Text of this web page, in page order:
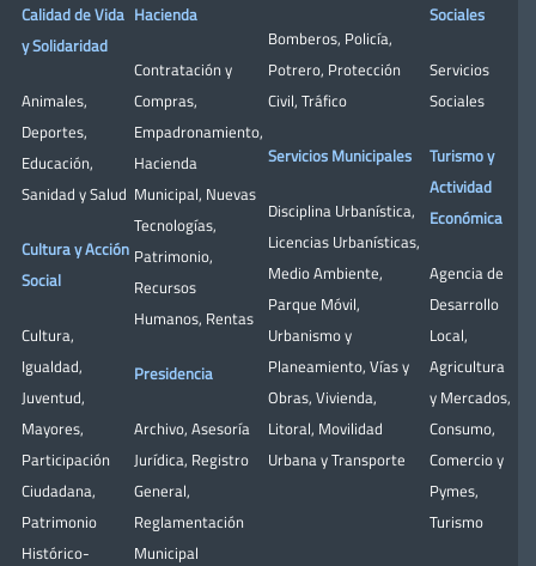
Calidad de Vida
y Solidaridad
Animales,
Deportes,
Educación,
Sanidad y Salud
Cultura y Acción
Social
Cultura,
Igualdad,
Juventud,
Mayores,
Participación
Ciudadana,
Patrimonio
Histórico-
Hacienda
Contratación y
Compras,
Empadronamiento,
Hacienda
Municipal, Nuevas
Tecnologías,
Patrimonio,
Recursos
Humanos, Rentas
Presidencia
Archivo, Asesoría
Jurídica, Registro
General,
Reglamentación
Municipal
Bomberos, Policía,
Potrero, Protección
Civil, Tráfico
Servicios Municipales
Disciplina Urbanística,
Licencias Urbanísticas,
Medio Ambiente,
Parque Móvil,
Urbanismo y
Planeamiento, Vías y
Obras, Vivienda,
Litoral, Movilidad
Urbana y Transporte
Sociales
Servicios
Sociales
Turismo y
Actividad
Económica
Agencia de
Desarrollo
Local,
Agricultura
y Mercados,
Consumo,
Comercio y
Pymes,
Turismo